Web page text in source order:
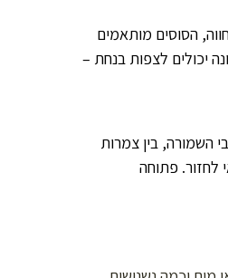
הסוסים מותאמים
יכולים לצפות בנחת –
השמורה, בין צמרות
לחזור. פתוחה